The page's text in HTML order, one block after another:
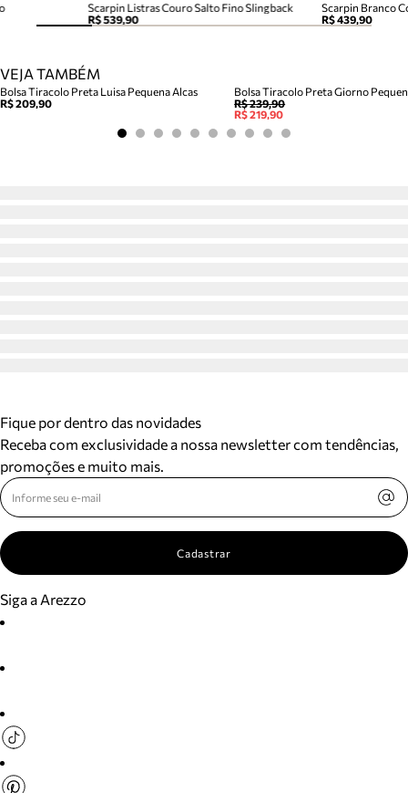
Scarpin Listras Couro Salto Fino Slingback
R$ 539,90
Scarpin Branco
R$ 439,90
VEJA TAMBÉM
Bolsa Tiracolo Preta Luisa Pequena Alcas
R$ 209,90
Bolsa Tiracolo Preta Giorno
R$ 239,90
R$ 219,90
Fique por dentro das novidades
Receba com exclusividade a nossa newsletter com tendências,
promoções e muito mais.
Cadastrar
Siga a Arezzo